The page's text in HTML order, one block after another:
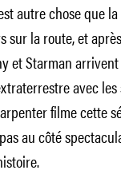
autre chose que
sur la route, et
et Starman
avec
filme cette
au côté